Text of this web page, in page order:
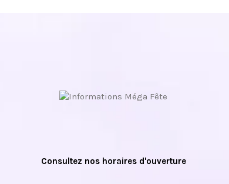
Consultez nos horaires d'ouverture